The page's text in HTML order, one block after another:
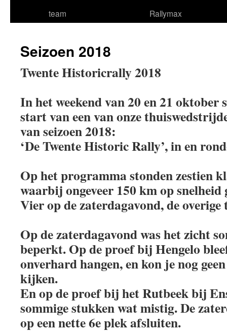
team
Rallymax
Seizoen 2018
Twente Historicrally 2018
In het weekend van 20 en 21 oktober
start van een van onze
van seizoen 2018:
‘De Twente Historic Rally’, in en
Op het programma stonden zestien
waarbij ongeveer 150 km op snelheid
Vier op de zaterdagavond, de
Op de zaterdagavond was het zicht
beperkt. Op de proef bij Hengelo
onverhard hangen, en kon je nog
kijken.
En op de proef bij het Rutbeek bij
sommige stukken wat mistig. De
op een nette 6e plek afsluiten.